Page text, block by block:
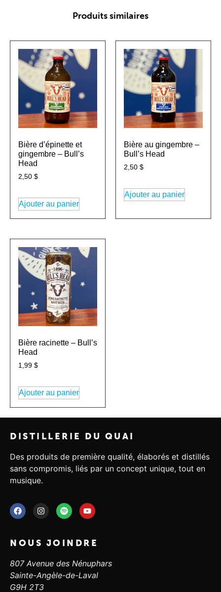
Produits similaires
Bière d’épinette et
gingembre – Bull’s
Head
2,50 $
Ajouter au panier
Bière au gingembre –
Bull’s Head
2,50 $
Ajouter au panier
Bière racinette – Bull’s
Head
1,99 $
Ajouter au panier
DISTILLERIE DU QUAI
Des produits de première qualité, élaborés et distillés
sans compromis, liés par un concept unique, tout en
musique.
NOUS JOINDRE
807 Avenue des Nénuphars
Sainte-Angèle-de-Laval
G9H 2T3